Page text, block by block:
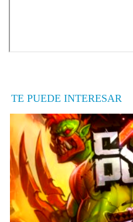
TE PUEDE INTERESAR